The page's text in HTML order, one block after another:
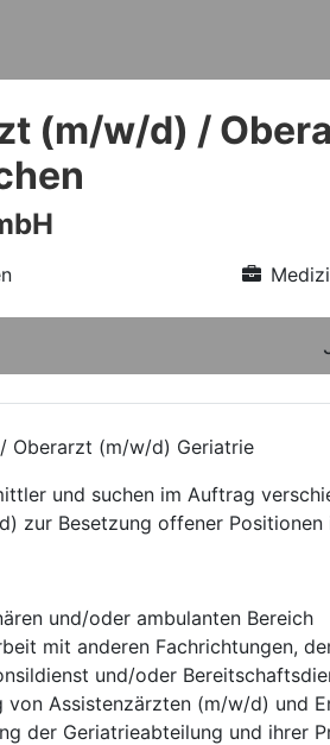
(m/w/d) /
Oberarzt (m/w/d) Geriatrie
und suchen im Auftrag
zur Besetzung offener Positionen
und/oder ambulanten Bereich
mit anderen Fachrichtungen,
und/oder
von Assistenzärzten (m/w/d) und
der Geriatrieabteilung und ihrer